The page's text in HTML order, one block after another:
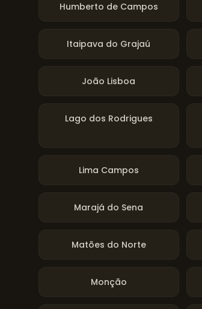
Humberto de Campos
Itaipava do Grajaú
João Lisboa
Lago dos Rodrigues
Lima Campos
Marajá do Sena
Matões do Norte
Monção